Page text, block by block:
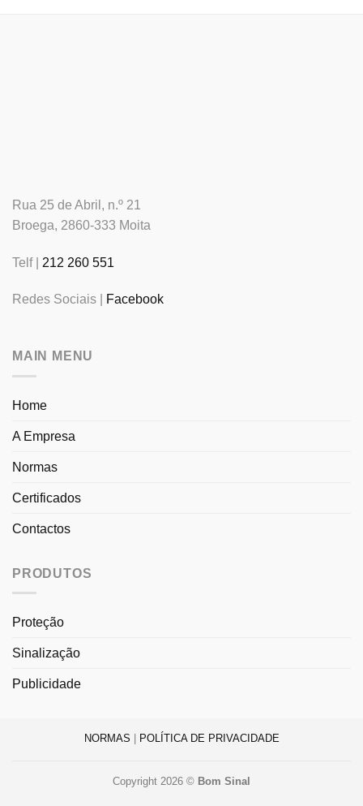
Rua 25 de Abril, n.º 21
Broega, 2860-333 Moita
Telf | 212 260 551
Redes Sociais | Facebook
MAIN MENU
Home
A Empresa
Normas
Certificados
Contactos
PRODUTOS
Proteção
Sinalização
Publicidade
NORMAS POLÍTICA DE PRIVACIDADE
Copyright 2026 © Bom Sinal